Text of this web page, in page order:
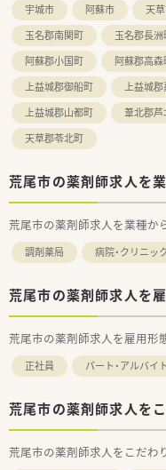
宇城市
阿蘇市 天
玉名郡南関町
玉名郡長洲
阿蘇郡小国町
阿蘇郡高森
上益城郡御船町
上益城
上益城郡山都町
葦北郡芦
天草郡苓北町
荒尾市の薬剤師求人を
荒尾市の薬剤師求人を業種か
調剤薬局 病院・クリニッ
荒尾市の薬剤師求人を
荒尾市の薬剤師求人を雇用形
正社員 パート・アルバイト
荒尾市の薬剤師求人を
荒尾市の薬剤師求人をこだわ